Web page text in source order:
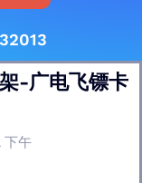
-广电飞镖卡
下午